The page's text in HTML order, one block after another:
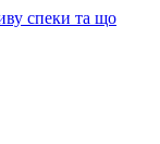
спеки та що